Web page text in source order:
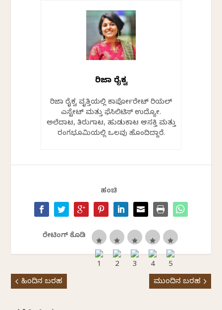
ಗಿರಿಜಾ ರೈಕ್ವ
ಗಿರಿಜಾ ರೈಕ್ವ ವೃತ್ತಿಯಲ್ಲಿ ಕಾರ್ಪೋರೇಟ್ ರಿಯಲ್
ಎಸ್ಟೇಟ್ ಮತ್ತು ಫೆಸಿಲಿಟಿಸ್ ಉದ್ಯೋಗಿ.
ಅಲೆದಾಟ, ತಿರುಗಾಟ, ಹುಡುಕಾಟ ಆಸಕ್ತಿ ಮತ್ತು
ರಂಗಭೂಮಿಯಲ್ಲಿ ಒಲವು ಹೊಂದಿದ್ದಾರೆ.
ಹಂಚಿ
ರೇಟಿಂಗ್ ಕೊಡಿ
ಹಿಂದಿನ ಬರಹ ಮುಂದಿನ ಬರಹ